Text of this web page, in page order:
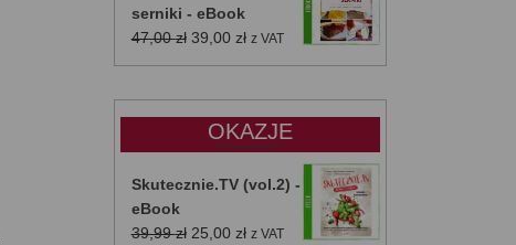
serniki - eBook
47,00zł Pierwotna
cena
39,00 złAktualna
cena
z VAT
OKAZJE
Skutecznie.TV (vol.2) -
eBook
39,99zł Pierwotna
25,00 złAktualna
z VAT